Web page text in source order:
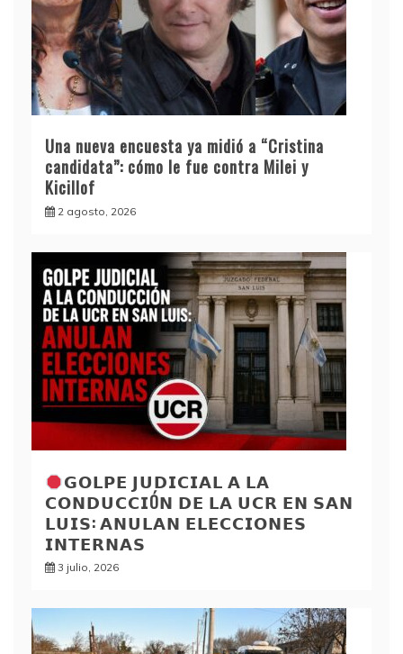
Una nueva encuesta ya midió a “Cristina
candidata”: cómo le fue contra Milei y
Kicillof
2 agosto, 2026
𝗚𝗢𝗟𝗣𝗘 𝗝𝗨𝗗𝗜𝗖𝗜𝗔𝗟 𝗔 𝗟𝗔
𝗖𝗢𝗡𝗗𝗨𝗖𝗖𝗜Ó𝗡 𝗗𝗘 𝗟𝗔 𝗨𝗖𝗥 𝗘𝗡 𝗦𝗔𝗡
𝗟𝗨𝗜𝗦: 𝗔𝗡𝗨𝗟𝗔𝗡 𝗘𝗟𝗘𝗖𝗖𝗜𝗢𝗡𝗘𝗦
𝗜𝗡𝗧𝗘𝗥𝗡𝗔𝗦
3 julio, 2026